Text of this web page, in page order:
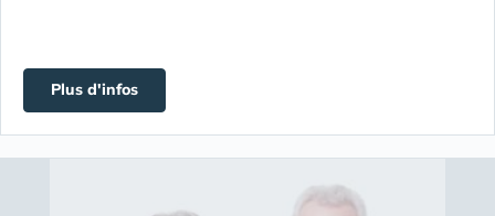
Plus d'infos